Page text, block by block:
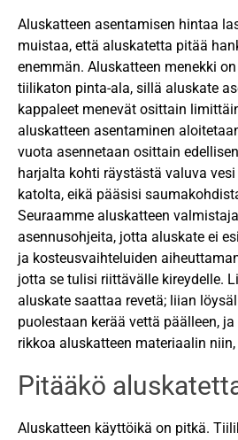
Aluskatteen asentamisen hintaa
muistaa, että aluskatetta pitää
enemmän. Aluskatteen menekki
tiilikaton pinta-ala, sillä aluskate
kappaleet menevät osittain
aluskatteen asentaminen
vuota asennetaan osittain
harjalta kohti räystästä valuva
katolta, eikä pääsisi
Seuraamme aluskatteen
asennusohjeita, jotta aluskate ei
ja kosteusvaihteluiden
jotta se tulisi riittävälle kireydelle.
aluskate saattaa revetä; liian
puolestaan kerää vettä päälleen,
rikkoa aluskatteen materiaalin
Pitääkö
Aluskatteen käyttöikä on pitkä.